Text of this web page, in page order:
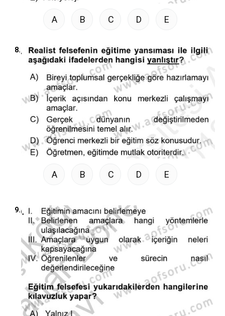
A B C D E
8.
A B C D E
9.